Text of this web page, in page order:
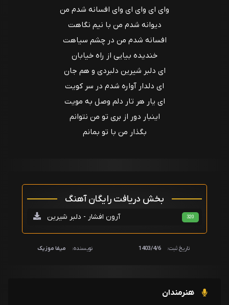
وای ای وای ای وای افسانه شدم من
دیوانه شدم من با نیم نگاهت
افسانه شدم من در چشم سیاهت
خندیده بیایی از راه خیابان
ای دلبر شیرین دلبردی و هم جان
ای دلدار آواره شدم در سر کویت
ای یار هر تار دلم وصل به مویت
اینبار دور از بری تو من نتوانم
بگذار من با تو بمانم
بخش دریافت رایگان آهنگ
آرون افشار - دلبر شیرین 320
تاریخ ثبت: 1403/4/6 نویسنده: میفا موزیک
هنرمندان